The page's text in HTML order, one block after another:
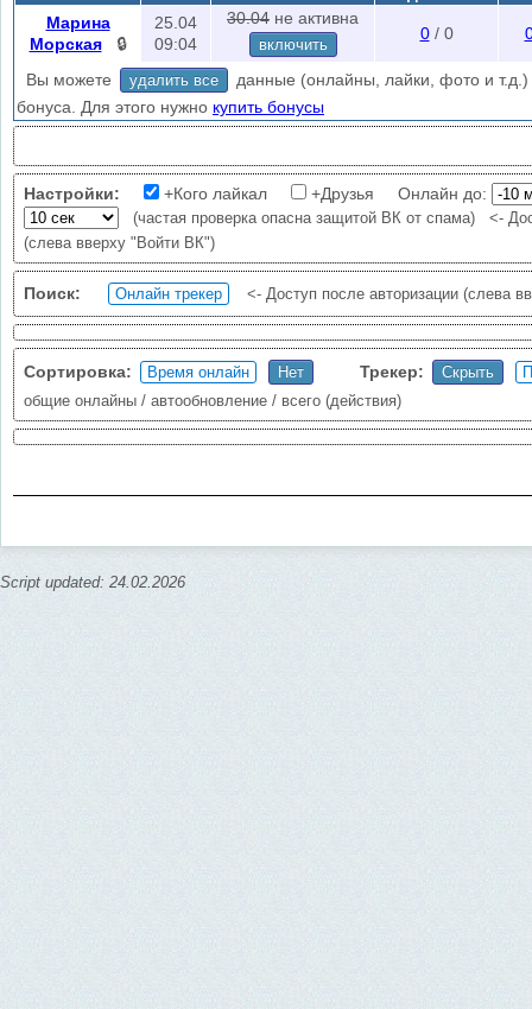
вы можете добавить в проверку подозреваемых и друзей
Подробное описание
Внимание:
частая проверка опасна защитой ВК от спама -
часов бан во всех приложениях ВК).
Ваше время должно
time = vk_time).
авторизация?
Марина
Морская
🔒
25.04
09:04
30.04 не активна
включить
0/ 0
Вы можете удалить все
данные (онлайны, лайки, фото и т.д.)
бонуса. Для этого нужно купить бонусы
Настройки: +Кого лайкал +Друзья Онлайн до:
(частая проверка опасна защитой ВК от спама)
<-
(слева вверху "Войти ВК")
Поиск: <- Доступ после авторизации (слева
Сортировка: Трекер:
общие онлайны / автообновление / всего (действия)
Script updated: 24.02.2026